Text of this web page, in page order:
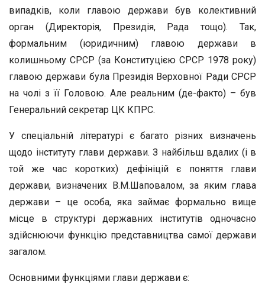
випадків, коли главою держави був колективний
орган (Директорія, Президія, Рада тощо). Так,
формальним (юридичним) главою держави в
колишньому СРСР (за Конституцією СРСР 1978 року)
главою держави була Президія Верховної Ради СРСР
на чолі з її Головою. Але реальним (де-факто) – був
Генеральний секретар ЦК КПРС.
У спеціальній літературі є багато різних визначень
щодо інституту глави держави. З найбільш вдалих (і в
той же час коротких) дефініцій є поняття глави
держави, визначених В.М.Шаповалом, за яким глава
держави – це особа, яка займає формально вище
місце в структурі державних інститутів одночасно
здійснюючи функцію представництва самої держави
загалом.
Основними функціями глави держави є: